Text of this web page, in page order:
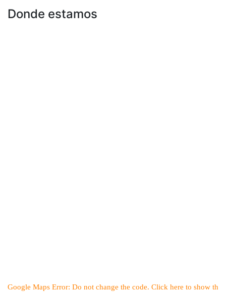
Donde estamos
Google Maps Error: Do not change the code. Click here to show th